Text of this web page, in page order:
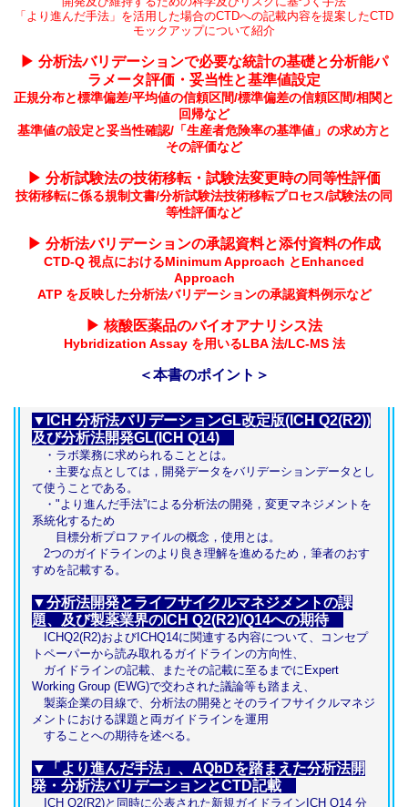
「より進んだ手法」を活用した場合のCTDへの記載内容を提案したCTD
モックアップについて紹介
▶ 分析法バリデーションで必要な統計の基礎と分析能パ
ラメータ評価・妥当性と基準値設定
正規分布と標準偏差/平均値の信頼区間/標準偏差の信頼区間/相関と
回帰など
基準値の設定と妥当性確認/「生産者危険率の基準値」の求め方と
その評価など
▶ 分析試験法の技術移転・試験法変更時の同等性評価
技術移転に係る規制文書/分析試験法技術移転プロセス/試験法の同
等性評価など
▶ 分析法バリデーションの承認資料と添付資料の作成
CTD-Q 視点におけるMinimum Approach とEnhanced
Approach
ATP を反映した分析法バリデーションの承認資料例示など
▶ 核酸医薬品のバイオアナリシス法
Hybridization Assay を用いるLBA 法/LC-MS 法
​＜本書のポイント＞
▼ICH 分析法バリデーションGL改定版(ICH Q2(R2))
及び分析法開発GL(ICH Q14)
・ラボ業務に求められることとは。
・主要な点としては，開発データをバリデーションデータとし
て使うことである。
・"より進んだ手法”による分析法の開発，変更マネジメントを
系統化するため
目標分析プロファイルの概念，使用とは。
2つのガイドラインのより良き理解を進めるため，筆者のおす
すめを記載する。
▼分析法開発とライフサイクルマネジメントの課
題、及び製薬業界のICH Q2(R2)/Q14への期待
ICHQ2(R2)およびICHQ14に関連する内容について、コンセプ
トペーパーから読み取れるガイドラインの方向性、
ガイドラインの記載、またその記載に至るまでにExpert
Working Group (EWG)で交わされた議論等も踏まえ、
製薬企業の目線で、分析法の開発とそのライフサイクルマネジ
メントにおける課題と両ガイドラインを運用
することへの期待を述べる。
▼「より進んだ手法」、AQbDを踏まえた分析法開
発・分析法バリデーションとCTD記載
ICH Q2(R2)と同時に公表された新規ガイドラインICH Q14 分